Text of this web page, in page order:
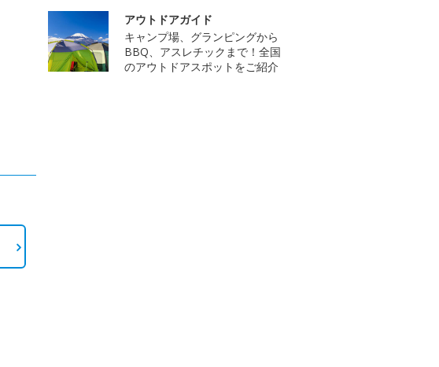
アウトドアガイド
キャンプ場、グランピングから
BBQ、アスレチックまで！全国
のアウトドアスポットをご紹介